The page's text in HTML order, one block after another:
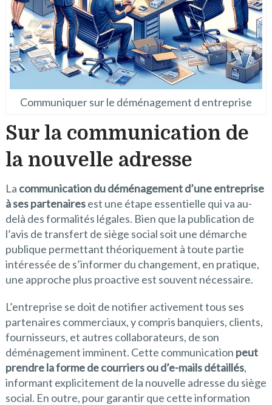
Communiquer sur le déménagement d entreprise
Sur la communication de
la nouvelle adresse
La communication du déménagement d’une entreprise
à ses partenairesest une étape essentielle qui va au-
delà des formalités légales. Bien que la publication de
l’avis de transfert de siège social soit une démarche
publique permettant théoriquement à toute partie
intéressée de s’informer du changement, en pratique,
une approche plus proactive est souvent nécessaire.
L’entreprise se doit de notifier activement tous ses
partenaires commerciaux, y compris banquiers, clients,
fournisseurs, et autres collaborateurs, de son
déménagement imminent. Cette communication peut
prendre la forme de courriers ou d’e-mails détaillés,
informant explicitement de la nouvelle adresse du siège
social. En outre, pour garantir que cette information